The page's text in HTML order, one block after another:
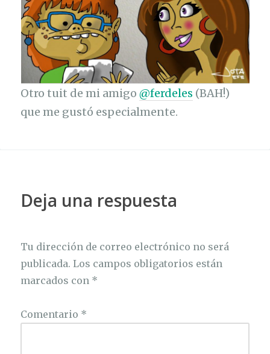
Otro tuit de mi amigo@ferdeles (BAH!)
que me gustó especialmente.
Deja una respuesta
Tu dirección de correo electrónico no será
publicada. Los campos obligatorios están
marcados con *
Comentario *